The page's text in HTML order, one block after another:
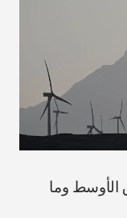
الأوسط وما